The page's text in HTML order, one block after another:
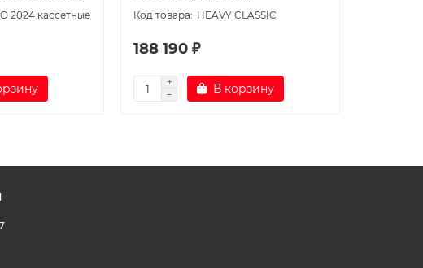
2024 кассетные HEAVY CLASSIC
188 190 ₽
В корзину